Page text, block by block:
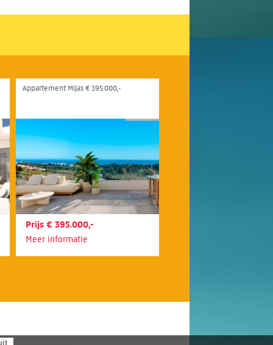
Appartement Mijas € 395.000,-
Prijs € 395.000,-
Meer informatie